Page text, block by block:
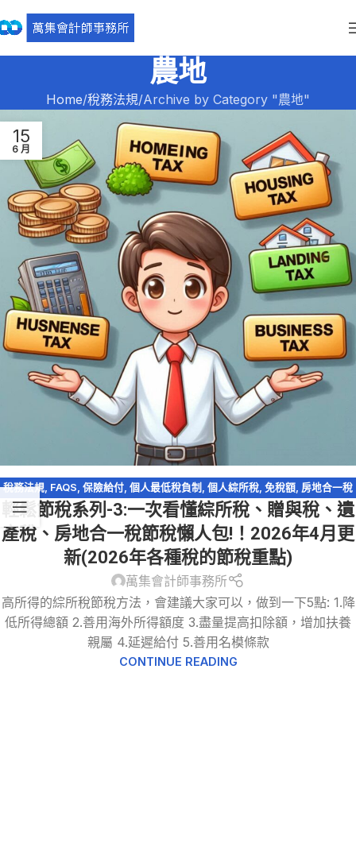
農地
Home 稅務法規 Archive by Category "農地"
15
6 月
稅務法規, FAQS, 保險給付, 個人最低稅負制 , 個人綜所稅, 免稅額, 房地合一稅
2.0,海外所得,股利收入,資產傳承,輕鬆節稅,輕鬆節稅-綜所稅,農地, 遺產及
贈與稅
輕鬆節稅系列-3:一次看懂綜所稅、贈與稅、遺
產稅、房地合一稅節稅懶人包!！2026年4月更
新(2026年各種稅的節稅重點)
萬集會計師事務所
高所得的綜所稅節稅方法，會建議大家可以，做到一下5點: 1.降
低所得總額 2.善用海外所得額度 3.盡量提高扣除額，增加扶養
親屬 4.延遲給付 5.善用名模條款
CONTINUE READING